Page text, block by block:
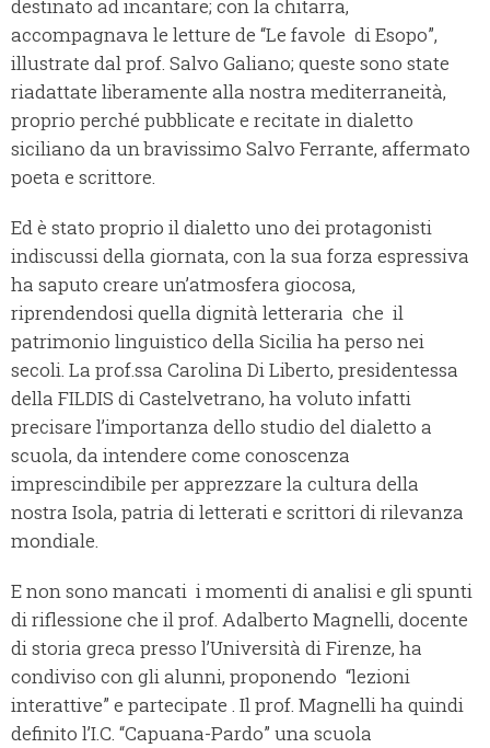
destinato ad incantare; con la chitarra,
accompagnava le letture de “Le favole di Esopo”,
illustrate dal prof. Salvo Galiano; queste sono state
riadattate liberamente alla nostra mediterraneità,
proprio perché pubblicate e recitate in dialetto
siciliano da un bravissimo Salvo Ferrante, affermato
poeta e scrittore.
Ed è stato proprio il dialetto uno dei protagonisti
indiscussi della giornata, con la sua forza espressiva
ha saputo creare un’atmosfera giocosa,
riprendendosi quella dignità letteraria che il
patrimonio linguistico della Sicilia ha perso nei
secoli. La prof.ssa Carolina Di Liberto, presidentessa
della FILDIS di Castelvetrano, ha voluto infatti
precisare l’importanza dello studio del dialetto a
scuola, da intendere come conoscenza
imprescindibile per apprezzare la cultura della
nostra Isola, patria di letterati e scrittori di rilevanza
mondiale.
E non sono mancati i momenti di analisi e gli spunti
di riflessione che il prof. Adalberto Magnelli, docente
di storia greca presso l’Università di Firenze, ha
condiviso con gli alunni, proponendo “lezioni
interattive” e partecipate . Il prof. Magnelli ha quindi
definito l’I.C. “Capuana-Pardo” una scuola